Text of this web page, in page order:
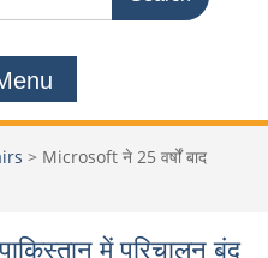
> Microsoft ने 25 वर्षों बाद
में परिचालन बंद